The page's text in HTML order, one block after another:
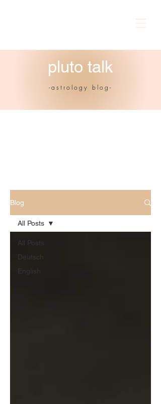
pluto talk
-astrology blog-
Blog
All Posts
Deutsch
English
All Posts